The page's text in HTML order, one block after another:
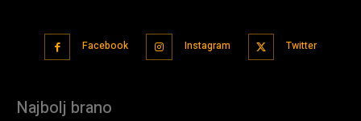
Facebook Instagram Twitter
Najbolj brano